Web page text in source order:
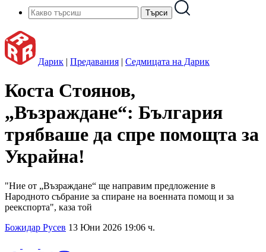
Дарик | Предавания | Седмицата на Дарик
Коста Стоянов,
„Възраждане“: България
трябваше да спре помощта за
Украйна!
"Ние от „Възраждане“ ще направим предложение в
Народното събрание за спиране на военната помощ и за
реекспорта", каза той
Божидар Русев 13 Юни 2026 19:06 ч.